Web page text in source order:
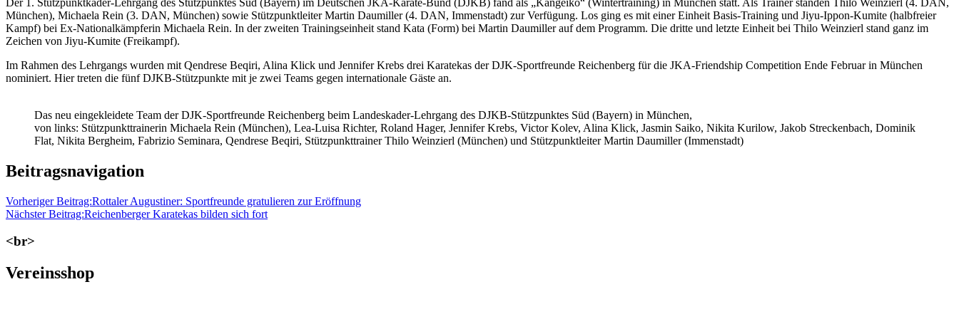
München), Michaela Rein (3. DAN, München) sowie Stützpunktleiter Martin Daumiller (4. DAN, Immenstadt) zur Verfügung. Los ging es mit einer Einheit Basis-Training und Jiyu-Ippon-Kumite (halbfreier
Kampf) bei Ex-Nationalkämpferin Michaela Rein. In der zweiten Trainingseinheit stand Kata (Form) bei Martin Daumiller auf dem Programm. Die dritte und letzte Einheit bei Thilo Weinzierl stand ganz im
Zeichen von Jiyu-Kumite (Freikampf).
Im Rahmen des Lehrgangs wurden mit Qendrese Beqiri, Alina Klick und Jennifer Krebs drei Karatekas der DJK-Sportfreunde Reichenberg für die JKA-Friendship Competition Ende Februar in München
nominiert. Hier treten die fünf DJKB-Stützpunkte mit je zwei Teams gegen internationale Gäste an.
Das neu eingekleidete Team der DJK-Sportfreunde Reichenberg beim Landeskader-Lehrgang des DJKB-Stützpunktes Süd (Bayern) in München,
von links: Stützpunkttrainerin Michaela Rein (München), Lea-Luisa Richter, Roland Hager, Jennifer Krebs, Victor Kolev, Alina Klick, Jasmin Saiko, Nikita Kurilow, Jakob Streckenbach, Dominik
Flat, Nikita Bergheim, Fabrizio Seminara, Qendrese Beqiri, Stützpunkttrainer Thilo Weinzierl (München) und Stützpunktleiter Martin Daumiller (Immenstadt)
Beitragsnavigation
Vorheriger Beitrag:Rottaler Augustiner: Sportfreunde gratulieren zur Eröffnung
Nächster Beitrag:Reichenberger Karatekas bilden sich fort
<br>
Vereinsshop